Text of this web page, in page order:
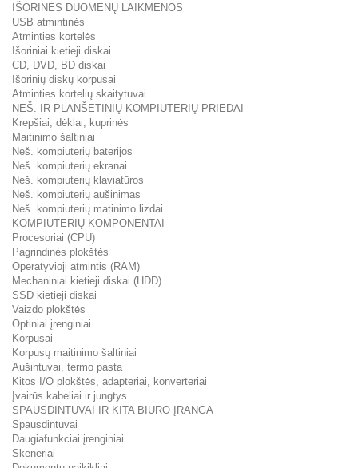
IŠORINĖS DUOMENŲ LAIKMENOS
USB atmintinės
Atminties kortelės
Išoriniai kietieji diskai
CD, DVD, BD diskai
Išorinių diskų korpusai
Atminties kortelių skaitytuvai
NEŠ. IR PLANŠETINIŲ KOMPIUTERIŲ PRIEDAI
Krepšiai, dėklai, kuprinės
Maitinimo šaltiniai
Neš. kompiuterių baterijos
Neš. kompiuterių ekranai
Neš. kompiuterių klaviatūros
Neš. kompiuterių aušinimas
Neš. kompiuterių matinimo lizdai
KOMPIUTERIŲ KOMPONENTAI
Procesoriai (CPU)
Pagrindinės plokštės
Operatyvioji atmintis (RAM)
Mechaniniai kietieji diskai (HDD)
SSD kietieji diskai
Vaizdo plokštės
Optiniai įrenginiai
Korpusai
Korpusų maitinimo šaltiniai
Aušintuvai, termo pasta
Kitos I/O plokštės, adapteriai, konverteriai
Įvairūs kabeliai ir jungtys
SPAUSDINTUVAI IR KITA BIURO ĮRANGA
Spausdintuvai
Daugiafunkciai įrenginiai
Skeneriai